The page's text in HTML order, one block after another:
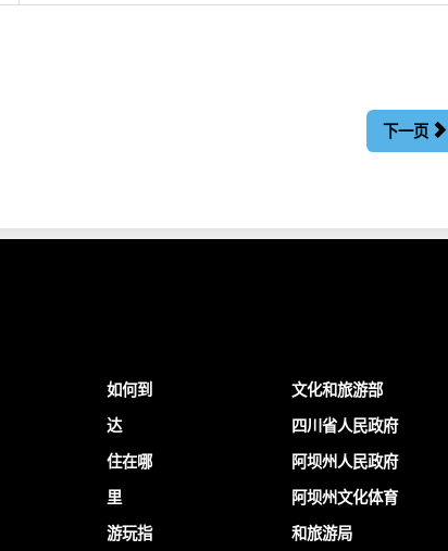
下一页
如何到
达
住在哪
里
游玩指
文化和旅游部
四川省人民政府
阿坝州人民政府
阿坝州文化体育
和旅游局